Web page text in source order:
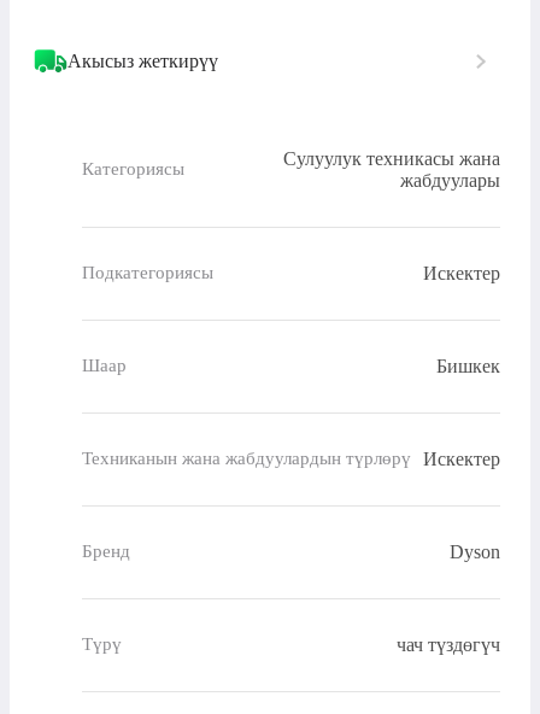
Акысыз жеткирүү
Категориясы
Сулуулук техникасы жана
жабдуулары
Подкатегориясы Искектер
Шаар Бишкек
Техниканын жана жабдуулардын түрлөрү Искектер
Бренд Dyson
Түрү чач түздөгүч